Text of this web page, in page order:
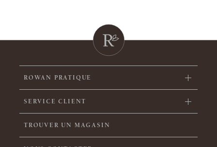
ROWAN PRATIQUE
SERVICE CLIENT
TROUVER UN MAGASIN